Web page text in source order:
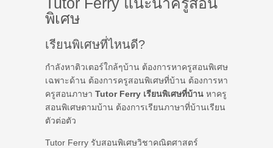
พิเศษ
เรียนพิเศษที่ไหนดี?
กำลังหาติวเตอร์ใกล้ๆบ้าน ต้องการหาครูสอนพิเศษ
เฉพาะด้าน ต้องการครูสอนพิเศษที่บ้าน ต้องการหา
ครูสอนภาษา Tutor Ferry เรียนพิเศษที่บ้าน หาครู
สอนพิเศษตามบ้าน ต้องการเรียนภาษาที่บ้านเรียน
ตัวต่อตัว
Tutor Ferry รับสอนพิเศษวิชาคณิตศาสตร์